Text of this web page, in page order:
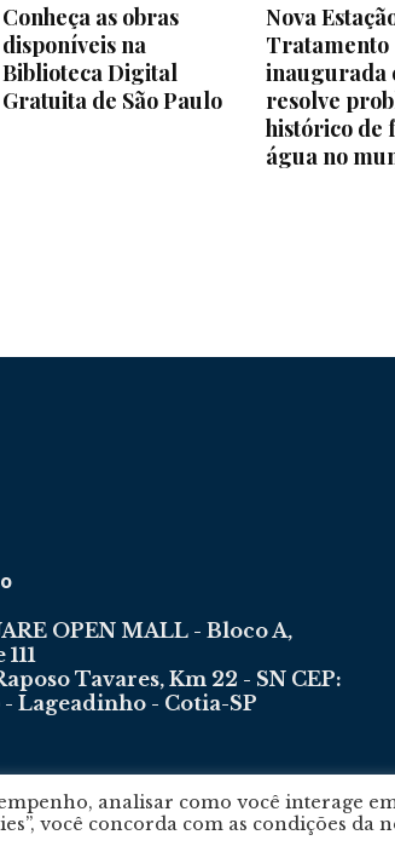
Conheça as obras
disponíveis na
Biblioteca Digital
Gratuita de São Paulo
Nova
Tratamento
inaugurada
resolve
histórico de
água no
OPEN MALL - Bloco A,
Tavares, Km 22 - SN CEP:
- Lageadinho - Cotia-SP
analisar como você interage
você concorda com as condições da